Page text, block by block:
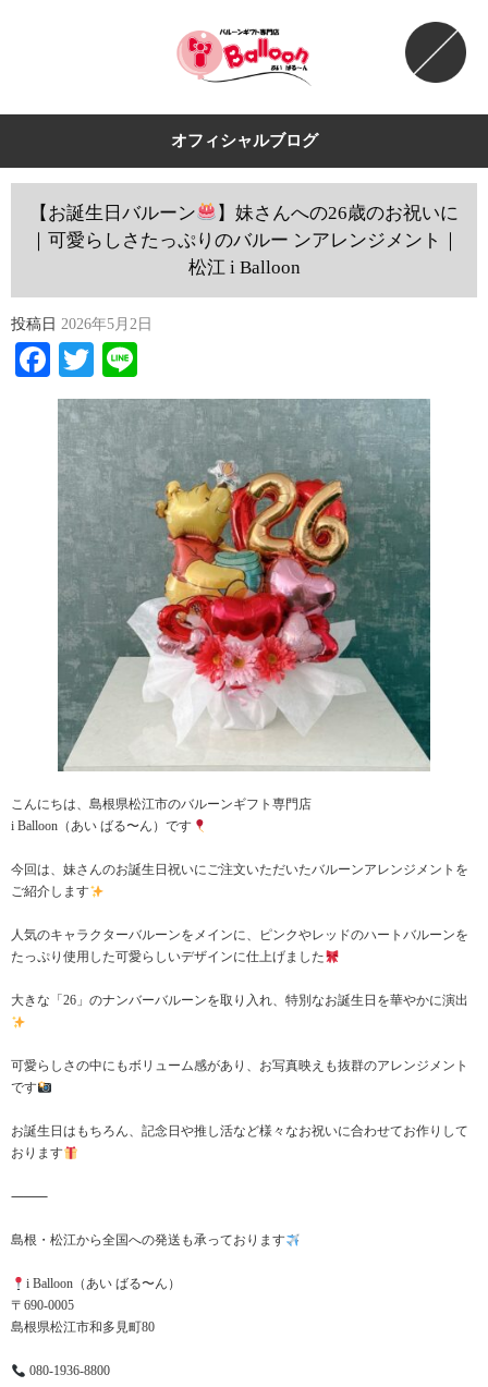
オフィシャルブログ
【お誕生日バルーン
】妹さんへの26歳のお祝いに
｜可愛らしさたっぷりのバルー ンアレンジメント｜
松江 i Balloon
投稿日 2026年5月2日
Facebook
Twitter
こんにちは、島根県松江市のバルーンギフト専門店
i Balloon（あい ばる〜ん）です
今回は、妹さんのお誕生日祝いにご注文いただいたバルーンアレンジメントを
ご紹介します
人気のキャラクターバルーンをメインに、ピンクやレッドのハートバルーンを
たっぷり使用した可愛らしいデザインに仕上げました
大きな「26」のナンバーバルーンを取り入れ、特別なお誕生日を華やかに演出
可愛らしさの中にもボリューム感があり、お写真映えも抜群のアレンジメント
です
お誕生日はもちろん、記念日や推し活など様々なお祝いに合わせてお作りして
おります
⸻
島根・松江から全国への発送も承っております
i Balloon（あい ばる〜ん）
〒690-0005
島根県松江市和多見町80
080-1936-8800